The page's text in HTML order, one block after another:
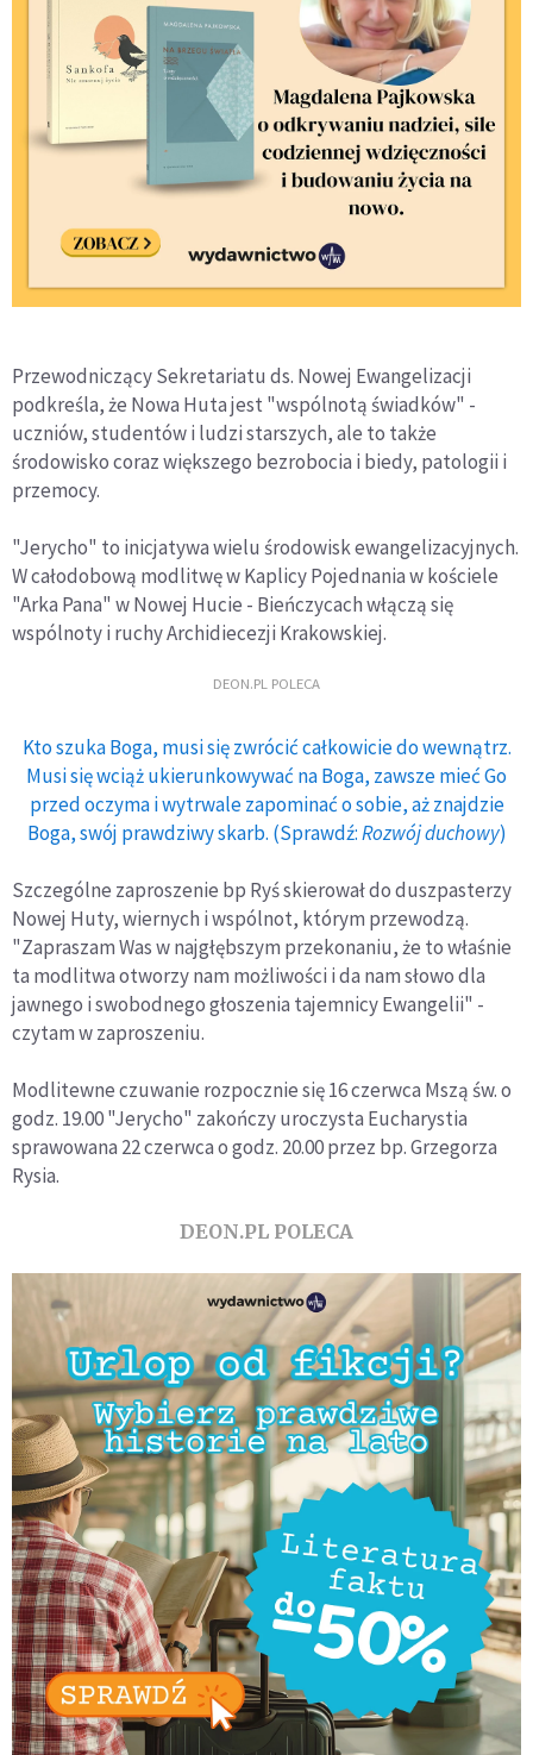
Przewodniczący Sekretariatu ds. Nowej Ewangelizacji
podkreśla, że Nowa Huta jest "wspólnotą świadków" -
uczniów, studentów i ludzi starszych, ale to także
środowisko coraz większego bezrobocia i biedy, patologii i
przemocy.
"Jerycho" to inicjatywa wielu środowisk ewangelizacyjnych.
W całodobową modlitwę w Kaplicy Pojednania w kościele
"Arka Pana" w Nowej Hucie - Bieńczycach włączą się
wspólnoty i ruchy Archidiecezji Krakowskiej.
DEON.PL POLECA
Kto szuka Boga, musi się zwrócić całkowicie do wewnątrz.
Musi się wciąż ukierunkowywać na Boga, zawsze mieć Go
przed oczyma i wytrwale zapominać o sobie, aż znajdzie
Boga, swój prawdziwy skarb. (Sprawdź:Rozwój duchowy)
Szczególne zaproszenie bp Ryś skierował do duszpasterzy
Nowej Huty, wiernych i wspólnot, którym przewodzą.
"Zapraszam Was w najgłębszym przekonaniu, że to właśnie
ta modlitwa otworzy nam możliwości i da nam słowo dla
jawnego i swobodnego głoszenia tajemnicy Ewangelii" -
czytam w zaproszeniu.
Modlitewne czuwanie rozpocznie się 16 czerwca Mszą św. o
godz. 19.00 "Jerycho" zakończy uroczysta Eucharystia
sprawowana 22 czerwca o godz. 20.00 przez bp. Grzegorza
Rysia.
DEON.PL POLECA